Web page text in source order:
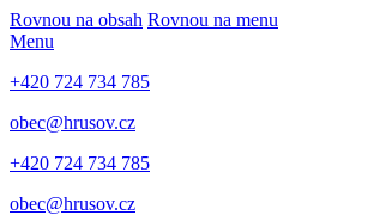
Rovnou na obsah Rovnou na menu
Menu
+420 724 734 785
obec@hrusov.cz
+420 724 734 785
obec@hrusov.cz